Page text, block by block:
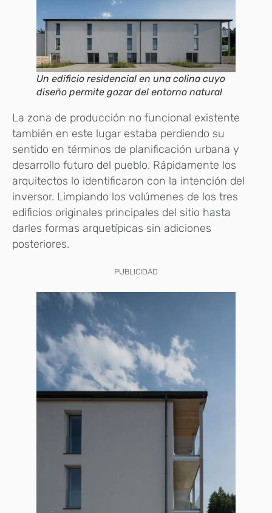
Un edificio residencial en una colina cuyo
diseño permite gozar del entorno natural
La zona de producción no funcional existente
también en este lugar estaba perdiendo su
sentido en términos de planificación urbana y
desarrollo futuro del pueblo. Rápidamente los
arquitectos lo identificaron con la intención del
inversor. Limpiando los volúmenes de los tres
edificios originales principales del sitio hasta
darles formas arquetípicas sin adiciones
posteriores.
PUBLICIDAD